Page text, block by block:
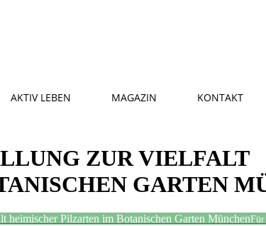
AKTIV LEBEN MAGAZIN KONTAKT
ZUR VIELFALT
GARTEN
heimischer Pilzarten im Botanischen Garten München